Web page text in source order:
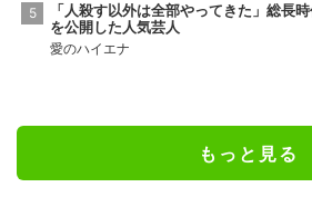
「人殺す以外は全部やってきた」総長
を公開した人気芸人
愛のハイエナ
もっと見る